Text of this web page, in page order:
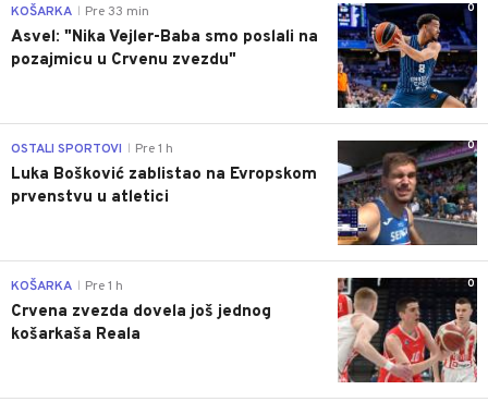
0
KOŠARKA Pre 33 min
Asvel: "Nika Vejler-Baba smo poslali na
pozajmicu u Crvenu zvezdu"
0
OSTALI SPORTOVI Pre 1 h
Luka Bošković zablistao na Evropskom
prvenstvu u atletici
0
KOŠARKA Pre 1 h
Crvena zvezda dovela još jednog
košarkaša Reala